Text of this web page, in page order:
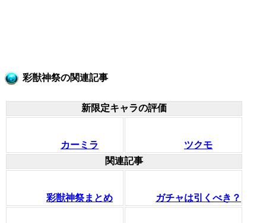
彩獣神祭の関連記事
新限定キャラの評価
カーミラ
ツクモ
関連記事
彩獣神祭まとめ ガチャは引くべき？